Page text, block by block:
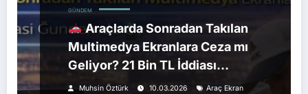
GÜNDEM
Araçlarda Sonradan Takılan
Multimedya Ekranlara Ceza mı
Geliyor? 21 Bin TL İddiası
Gündemde
Muhsin Öztürk 10.03.2026
Araç Ekran